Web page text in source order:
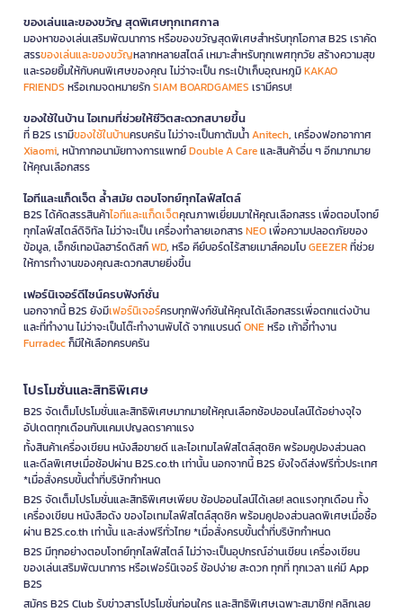
ของเล่นและของขวัญ สุดพิเศษทุกเทศกาล
มองหาของเล่นเสริมพัฒนาการ หรือของขวัญสุดพิเศษสำหรับทุกโอกาส B2S เราคัด
สรรของเล่นและของขวัญหลากหลายสไตล์ เหมาะสำหรับทุกเพศทุกวัย สร้างความสุข
และรอยยิ้มให้กับคนพิเศษของคุณ ไม่ว่าจะเป็น กระเป๋าเก็บอุณหภูมิKAKAO
FRIENDS หรือเกมจดหมายรักSIAM BOARDGAMES เรามีครบ!
ของใช้ในบ้าน ไอเทมที่ช่วยให้ชีวิตสะดวกสบายขึ้น
ที่ B2S เรามีของใช้ในบ้านครบครัน ไม่ว่าจะเป็นกาต้มน้ำAnitech, เครื่องฟอกอากาศ
Xiaomi, หน้ากากอนามัยทางการแพทย์Double A Careและสินค้าอื่น ๆ อีกมากมาย
ให้คุณเลือกสรร
ไอทีและแก็ดเจ็ต ล้ำสมัย ตอบโจทย์ทุกไลฟ์สไตล์
B2S ได้คัดสรรสินค้าไอทีและแก็ดเจ็ตคุณภาพเยี่ยมมาให้คุณเลือกสรร เพื่อตอบโจทย์
ทุกไลฟ์สไตล์ดิจิทัล ไม่ว่าจะเป็น เครื่องทำลายเอกสารNEOเพื่อความปลอดภัยของ
ข้อมูล, เอ็กซ์เทอนัลฮาร์ดดิสก์WD, หรือ คีย์บอร์ดไร้สายเมาส์คอมโบGEEZERที่ช่วย
ให้การทำงานของคุณสะดวกสบายยิ่งขึ้น
เฟอร์นิเจอร์ดีไซน์ครบฟังก์ชั่น
นอกจากนี้ B2S ยังมีเฟอร์นิเจอร์ครบทุกฟังก์ชันให้คุณได้เลือกสรรเพื่อตกแต่งบ้าน
และที่ทำงาน ไม่ว่าจะเป็นโต๊ะทำงานพับได้ จากแบรนด์ONEหรือ เก้าอี้ทำงาน
Furradecก็มีให้เลือกครบครัน
โปรโมชั่นและสิทธิพิเศษ
B2S จัดเต็มโปรโมชั่นและสิทธิพิเศษมากมายให้คุณเลือกช้อปออนไลน์ได้อย่างจุใจ
อัปเดตทุกเดือนกับแคมเปญลดราคาแรง
ทั้งสินค้าเครื่องเขียน หนังสือขายดี และไอเทมไลฟ์สไตล์สุดชิค พร้อมคูปองส่วนลด
และดีลพิเศษเมื่อช้อปผ่าน B2S.co.th เท่านั้น นอกจากนี้ B2S ยังใจดีส่งฟรีทั่วประเทศ
*เมื่อสั่งครบขั้นต่ำที่บริษัทกำหนด
B2S จัดเต็มโปรโมชั่นและสิทธิพิเศษเพียบ ช้อปออนไลน์ได้เลย! ลดแรงทุกเดือน ทั้ง
เครื่องเขียน หนังสือดัง ของไอเทมไลฟ์สไตล์สุดชิค พร้อมคูปองส่วนลดพิเศษเมื่อซื้อ
ผ่าน B2S.co.th เท่านั้น และส่งฟรีทั่วไทย *เมื่อสั่งครบขั้นต่ำที่บริษัทกำหนด
B2S มีทุกอย่างตอบโจทย์ทุกไลฟ์สไตล์ ไม่ว่าจะเป็นอุปกรณ์อ่านเขียน เครื่องเขียน
ของเล่นเสริมพัฒนาการ หรือเฟอร์นิเจอร์ ช้อปง่าย สะดวก ทุกที่ ทุกเวลา แค่มี App
B2S
สมัคร B2S Club รับข่าวสารโปรโมชั่นก่อนใคร และสิทธิพิเศษเฉพาะสมาชิก! คลิกเลย